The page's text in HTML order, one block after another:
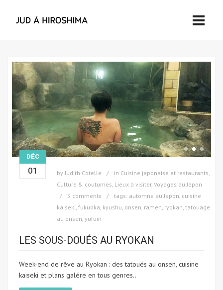
DÉC
01 byJudith Cotelle in Cuisine japonaise et restaurants,
Culture & coutumes, Lieux à visiter, Voyages au Japon
5 comments
tags: automne au Japon, cuisine
kaiseki, fukuoka, kyushu, onsen, ramen, ryokan, tatouage
au onsen, yufuin
LES SOUS-DOUÉS AU RYOKAN
Week-end de rêve au Ryokan : des tatoués au onsen, cuisine
kaiseki et plans galére en tous genres..